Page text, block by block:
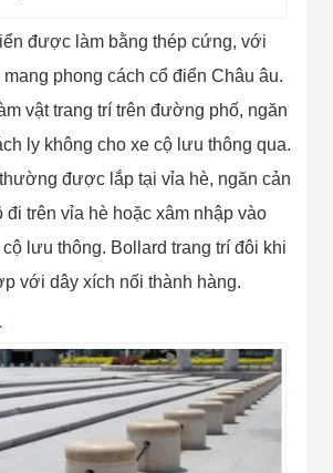
Khủng Bố
Thân Nhiệt
THIẾT BỊ
CHUYÊN
DỤNG
Máy Dò Tạp
Chất
Màn Hình
Tương Tác
Màn Hình LED
Ghi Âm
Máy Dò Kim
Loại Công
Nghiệp
Thiết Bị Công
Nghệ Cao
được làm bằng thép cứng, với
phong cách cổ điển Châu âu.
vật trang trí trên đường phố, ngăn
ly không cho xe cộ lưu thông qua.
được lắp tại vỉa hè, ngăn cản
đi trên vỉa hè hoặc xâm nhập vào
lưu thông. Bollard trang trí đôi khi
với dây xích nối thành hàng.